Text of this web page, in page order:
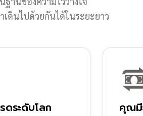
เดินไปด้วยกันได้ในระยะยาว
ดระดับโลก คุณมี